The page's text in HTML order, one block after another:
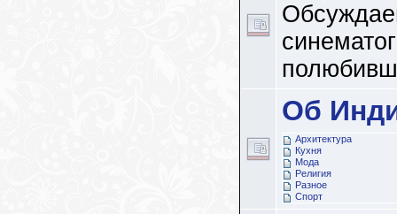
Об
Архитектура
Кухня
Мода
Религия
Разное
Спорт